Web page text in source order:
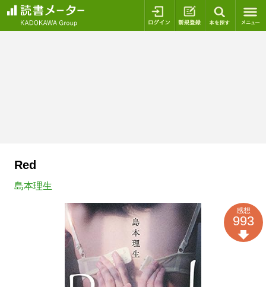
ログイン 新規登録
Red
島本理生
感想
993